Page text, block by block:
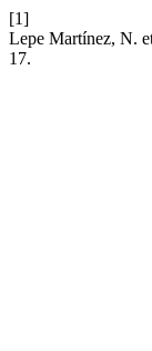
[1]
Lepe Martínez, N.
17.